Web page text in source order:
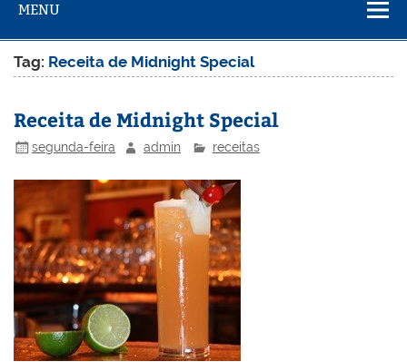
MENU
Tag: Receita de Midnight Special
Receita de Midnight Special
segunda-feira admin receitas